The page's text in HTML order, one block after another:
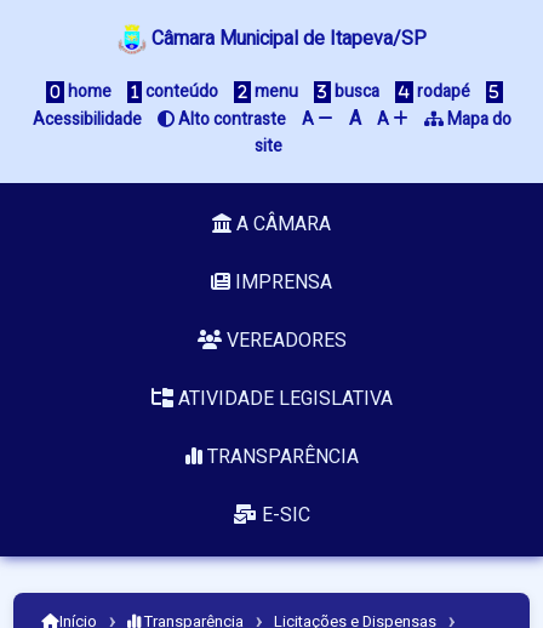
Câmara Municipal de Itapeva/SP
home conteúdo menu busca
rodapé
Acessibilidade
Alto contraste A A A
Mapa do
site
A CÂMARA
IMPRENSA
VEREADORES
ATIVIDADE LEGISLATIVA
TRANSPARÊNCIA
E-SIC
Início › Transparência › Licitações e Dispensas ›